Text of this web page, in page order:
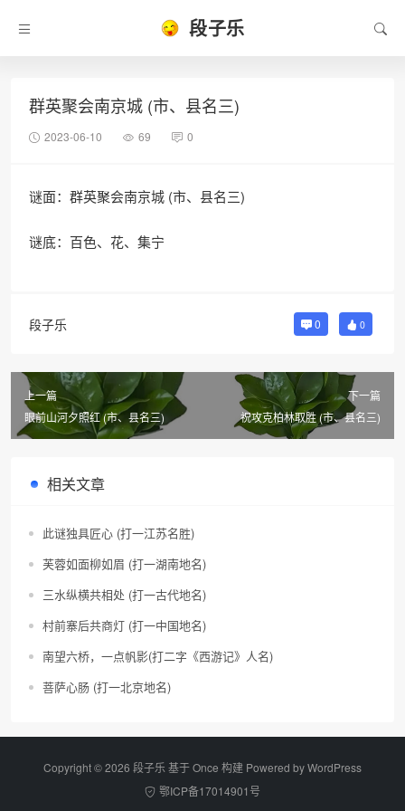
段子乐
群英聚会南京城 (市、县名三)
2023-06-10 69 0
谜面：群英聚会南京城 (市、县名三)
谜底：百色、花、集宁
段子乐 0 0
上一篇
眼前山河夕照红 (市、县名三)
下一篇
祝攻克柏林取胜 (市、县名三)
相关文章
此谜独具匠心 (打一江苏名胜)
芙蓉如面柳如眉 (打一湖南地名)
三水纵横共相处 (打一古代地名)
村前寨后共商灯 (打一中国地名)
南望六桥，一点帆影(打二字《西游记》人名)
菩萨心肠 (打一北京地名)
Copyright © 2026 段子乐 基于 Once 构建 Powered byWordPress
鄂ICP备17014901号